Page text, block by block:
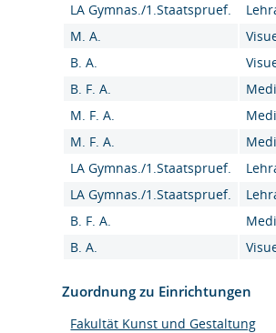
LA Gymnas./1.Staatspruef.
M. A.
B. A.
B. F. A.
M. F. A.
M. F. A.
LA Gymnas./1.Staatspruef.
LA Gymnas./1.Staatspruef.
B. F. A.
B. A.
Zuordnung zu Einrichtungen
Fakultät Kunst und Gestaltung